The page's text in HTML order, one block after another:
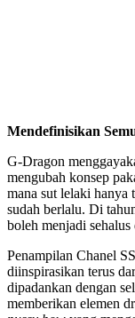
Mendefinisikan
G-Dragon
mengubah konsep
mana sut lelaki hanya
sudah berlalu. Di
boleh menjadi
Penampilan Chanel
diinspirasikan terus
dipadankan dengan
memberikan elemen